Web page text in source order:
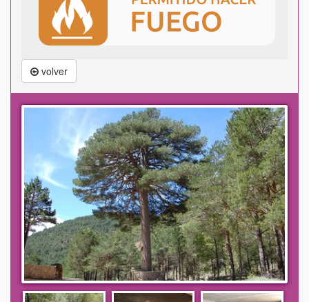
volver